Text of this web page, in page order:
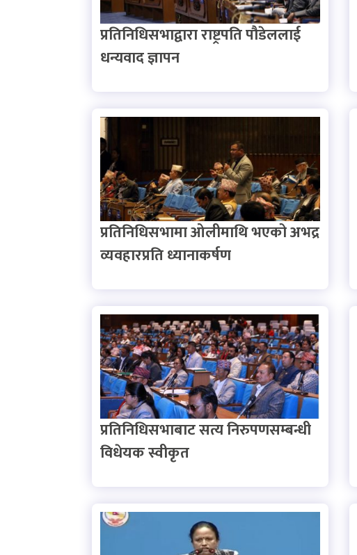
प्रतिनिधिसभाद्वारा राष्ट्रपति पौडेललाई
धन्यवाद ज्ञापन
प्रतिनिधिसभामा ओलीमाथि भएको अभद्र
व्यवहारप्रति ध्यानाकर्षण
प्रतिनिधिसभाबाट सत्य निरुपणसम्बन्धी
विधेयक स्वीकृत